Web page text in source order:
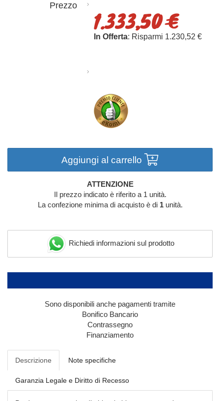
Prezzo
1.333,50 €
In Offerta: Risparmi 1.230,52 €
Aggiungi al carrello
ATTENZIONE
Il prezzo indicato è riferito a 1 unità.
La confezione minima di acquisto è di 1unità.
Richiedi informazioni sul prodotto
Sono disponibili anche pagamenti tramite
Bonifico Bancario
Contrassegno
Finanziamento
Descrizione Note specifiche
Garanzia Legale e Diritto di Recesso